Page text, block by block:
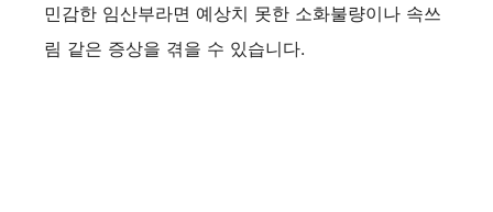
민감한 임산부라면 예상치 못한 소화불량이나 속쓰
림 같은 증상을 겪을 수 있습니다.